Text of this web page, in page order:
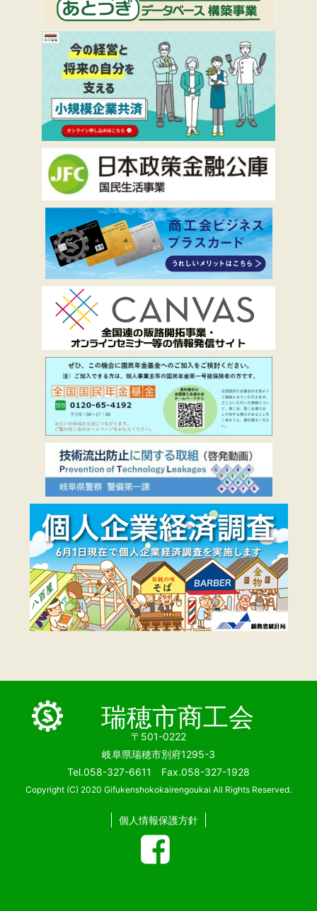
瑞穂市商工会
〒501-0222
岐阜県瑞穂市別府1295-3
Tel.058-327-6611 Fax.058-327-1928
Copyright (C) 2020 Gifukenshokokairengoukai All Rights Reserved.
個人情報保護方針